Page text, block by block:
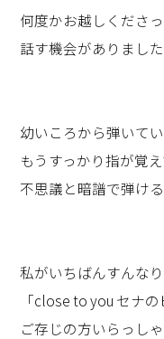
何度かお越しくださ
話す機会がありました
幼いころから弾いて
もうすっかり指が覚
不思議と暗譜で弾ける
私がいちばんすんな
「close to you セナ
ご存じの方いらっし